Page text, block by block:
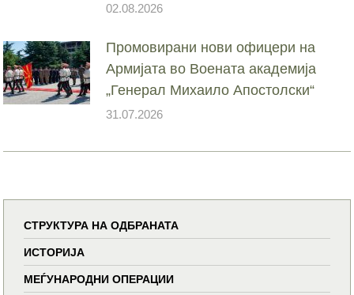
02.08.2026
Промовирани нови офицери на
Армијата во Воената академија
„Генерал Михаило Апостолски“
31.07.2026
СТРУКТУРА НА ОДБРАНАТА
ИСТОРИЈА
МЕЃУНАРОДНИ ОПЕРАЦИИ